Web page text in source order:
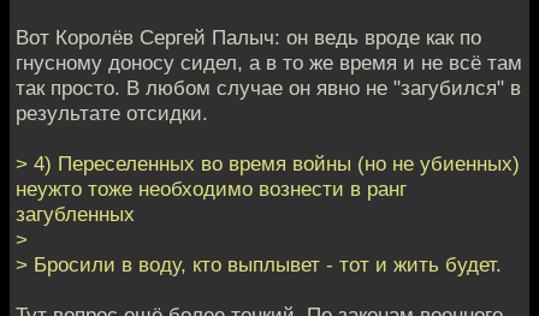
Вот Королёв Сергей Палыч: он ведь вроде как по
гнусному доносу сидел, а в то же время и не всё там
так просто. В любом случае он явно не "загубился" в
результате отсидки.
> 4) Переселенных во время войны (но не убиенных)
неужто тоже необходимо вознести в ранг
загубленных
>
> Бросили в воду, кто выплывет - тот и жить будет.